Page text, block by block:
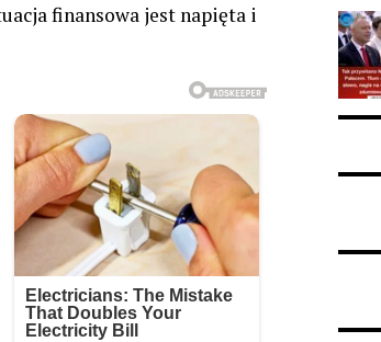
finansowa jest napięta i